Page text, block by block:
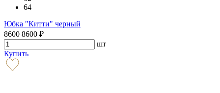
64
Юбка "Китти" черный
8600 8600 ₽
шт
Купить